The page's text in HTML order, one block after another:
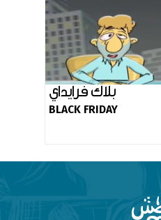
بلاك فرايداي
BLACK FRIDAY